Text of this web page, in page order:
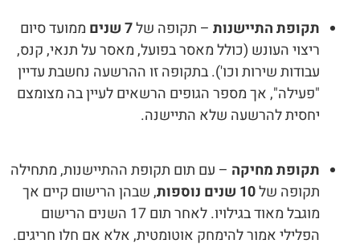
תקופת התיישנות – תקופה של7 שנים
ממועד סיום
ריצוי העונש (כולל מאסר בפועל, מאסר על תנאי, קנס,
עבודות שירות וכו'). בתקופה זו ההרשעה נחשבת עדיין
"פעילה", אך מספר הגופים הרשאים לעיין בה מצומצם
יחסית להרשעה שלא התיישנה.
תקופת מחיקה – עם תום תקופת ההתיישנות, מתחילה
תקופה של10 שנים נוספות
, שבהן הרישום קיים אך
מוגבל מאוד בגילויו. לאחר תום 17 השנים הרישום
הפלילי אמור להימחק אוטומטית, אלא אם חלו חריגים.